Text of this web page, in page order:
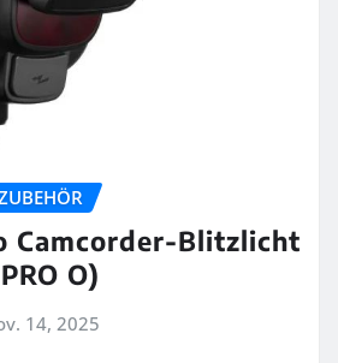
Camcorder-Blitzlicht
O)
14, 2025